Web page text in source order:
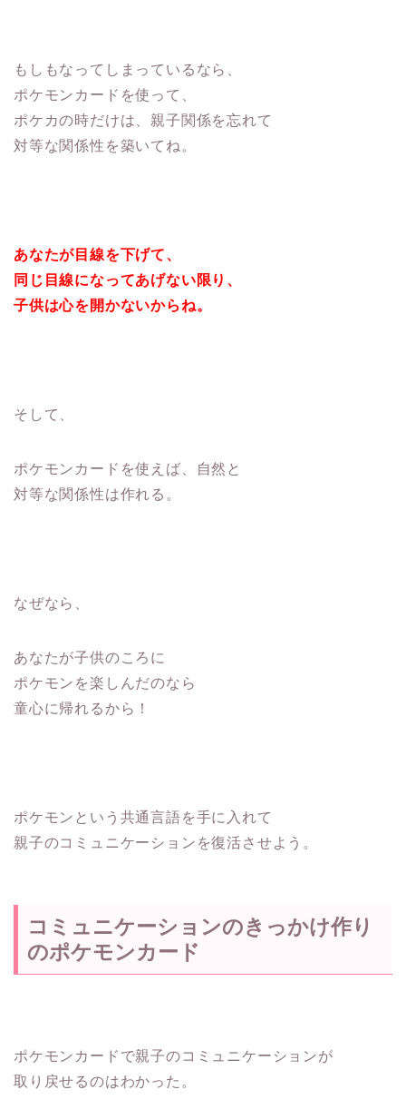
もしもなってしまっているなら、
ポケモンカードを使って、
ポケカの時だけは、親子関係を忘れて
対等な関係性を築いてね。
あなたが目線を下げて、
同じ目線になってあげない限り、
子供は心を開かないからね。
そして、
ポケモンカードを使えば、自然と
対等な関係性は作れる。
なぜなら、
あなたが子供のころに
ポケモンを楽しんだのなら
童心に帰れるから！
ポケモンという共通言語を手に入れて
親子のコミュニケーションを復活させよう。
コミュニケーションのきっかけ作り
のポケモンカード
ポケモンカードで親子のコミュニケーションが
取り戻せるのはわかった。